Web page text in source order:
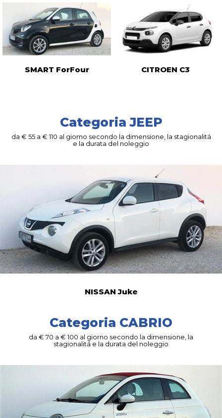
SMART ForFour CITROEN C3
Categoria JEEP
da € 55 a € 110 al giorno secondo la dimensione, la stagionalitá
e la durata del noleggio
NISSAN Juke
Categoria CABRIO
da € 70 a € 100 al giorno secondo la dimensione, la
stagionalitá e la durata del noleggio